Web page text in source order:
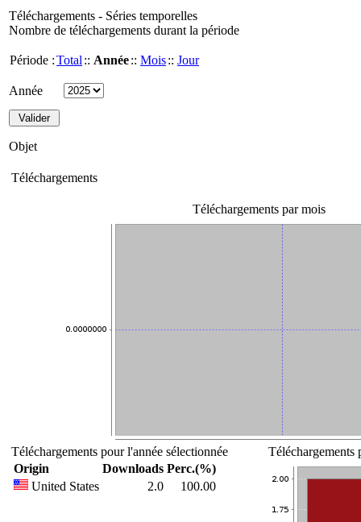
Téléchargements - Séries temporelles
Nombre de téléchargements durant la période
Période :Total :: Année:: Mois:: Jour
Année
Objet
Téléchargements
Téléchargements par mois
Téléchargements pour l'année sélectionnée
Origin
Downloads Perc.(%)
United States
2.0 100.00
Téléchargements